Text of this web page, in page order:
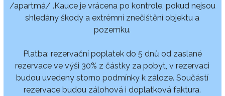
/apartmá/ .Kauce je vrácena po kontrole, pokud nejsou
shledány škody a extrémní znečištění objektu a
pozemku.
Platba: rezervační poplatek do 5 dnů od zaslané
rezervace ve výši 30% z částky za pobyt, v rezervaci
budou uvedeny storno podmínky k záloze. Součástí
rezervace budou zálohová i doplatková faktura.